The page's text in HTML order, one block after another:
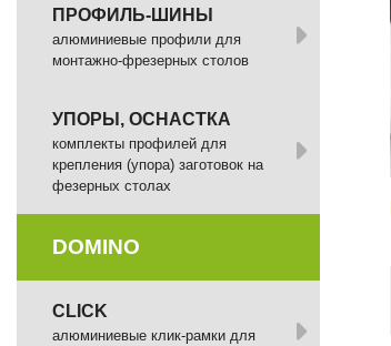
ПРОФИЛЬ-ШИНЫ
алюминиевые профили для
монтажно-фрезерных столов
УПОРЫ, ОСНАСТКА
комплекты профилей для
крепления (упора) заготовок на
фезерных столах
DOMINO
СLICK
алюминиевые клик-рамки для